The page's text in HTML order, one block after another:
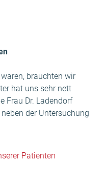
brauchten wir
hat uns sehr nett
Frau Dr. Ladendorf
der Untersuchung
Patienten